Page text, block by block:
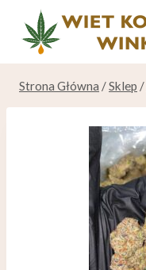
Przeskocz
Strona Główna /Sklep /